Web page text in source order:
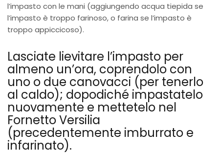
l’impasto con le mani (aggiungendo acqua tiepida se
l’impasto è troppo farinoso, o farina se l’impasto è
troppo appiccicoso).
Lasciate lievitare l’impasto per
almeno un’ora, coprendolo con
uno o due canovacci (per tenerlo
al caldo); dopodiché impastatelo
nuovamente e mettetelo nel
Fornetto Versilia
(precedentemente imburrato e
infarinato).